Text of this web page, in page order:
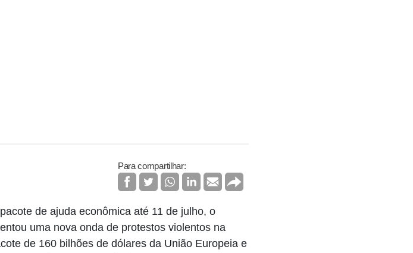
Para compartilhar:
de ajuda econômica até 11 de julho, o
uma nova onda de protestos violentos na
de 160 bilhões de dólares da União Europeia e